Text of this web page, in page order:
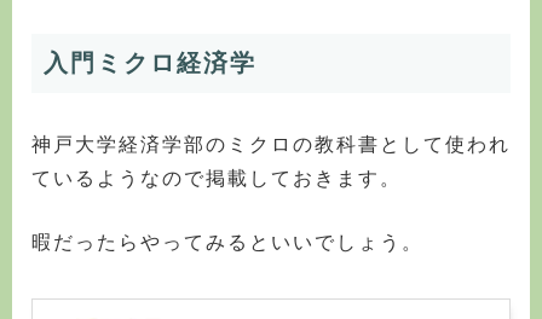
入門ミクロ経済学
神戸大学経済学部のミクロの教科書として使われ
ているようなので掲載しておきます。
暇だったらやってみるといいでしょう。